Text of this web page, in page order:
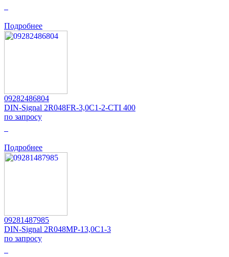
Подробнее
09282486804
DIN-Signal 2R048FR-3,0C1-2-CTI 400
по запросу
Подробнее
09281487985
DIN-Signal 2R048MP-13,0C1-3
по запросу